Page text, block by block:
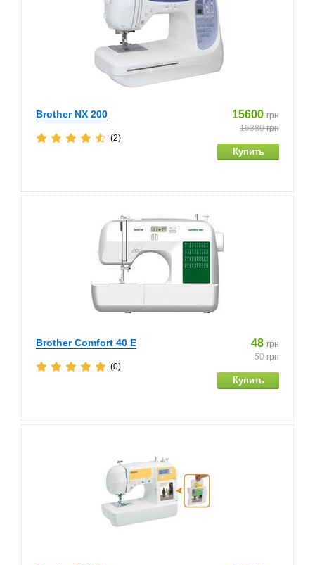
Brother NX 200 15600 грн
16380грн
(2)
Brother Comfort 40 E 48 грн
50грн
(0)